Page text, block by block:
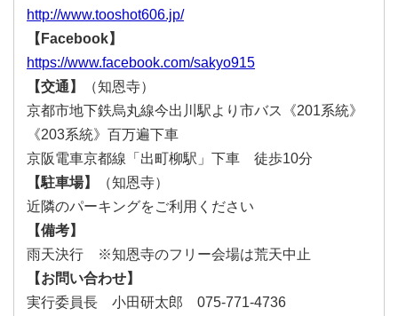
http://www.tooshot606.jp/
【Facebook】
https://www.facebook.com/sakyo915
【交通】
（知恩寺）
京都市地下鉄烏丸線今出川駅より市バス《201系統》
《203系統》百万遍下車
京阪電車京都線「出町柳駅」下車 徒歩10分
【駐車場】
（知恩寺）
近隣のパーキングをご利用ください
【備考】
雨天決行 ※知恩寺のフリー会場は荒天中止
【お問い合わせ】
実行委員長 小田研太郎 075-771-4736